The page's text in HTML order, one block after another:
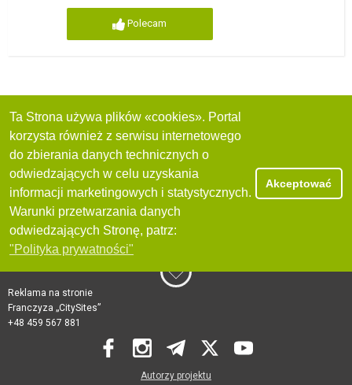
Polecam
Ta Strona używa plików «cookies». Portal
korzysta również z serwisu internetowego
do zbierania danych technicznych o
odwiedzających w celu uzyskania
informacji marketingowych i statystycznych.
Warunki przetwarzania danych
odwiedzających Stronę, patrz:
"Polityka prywatności"
Akceptować
Reklama na stronie
Franczyza „CitySites”
+48 459 567 881
Autorzy projektu